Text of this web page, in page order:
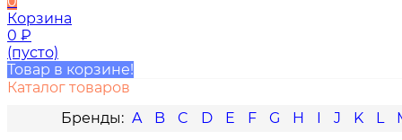
Корзина
0 ₽
(пусто)
Товар в корзине!
Каталог товаров
A
B C D E F G H I J K L